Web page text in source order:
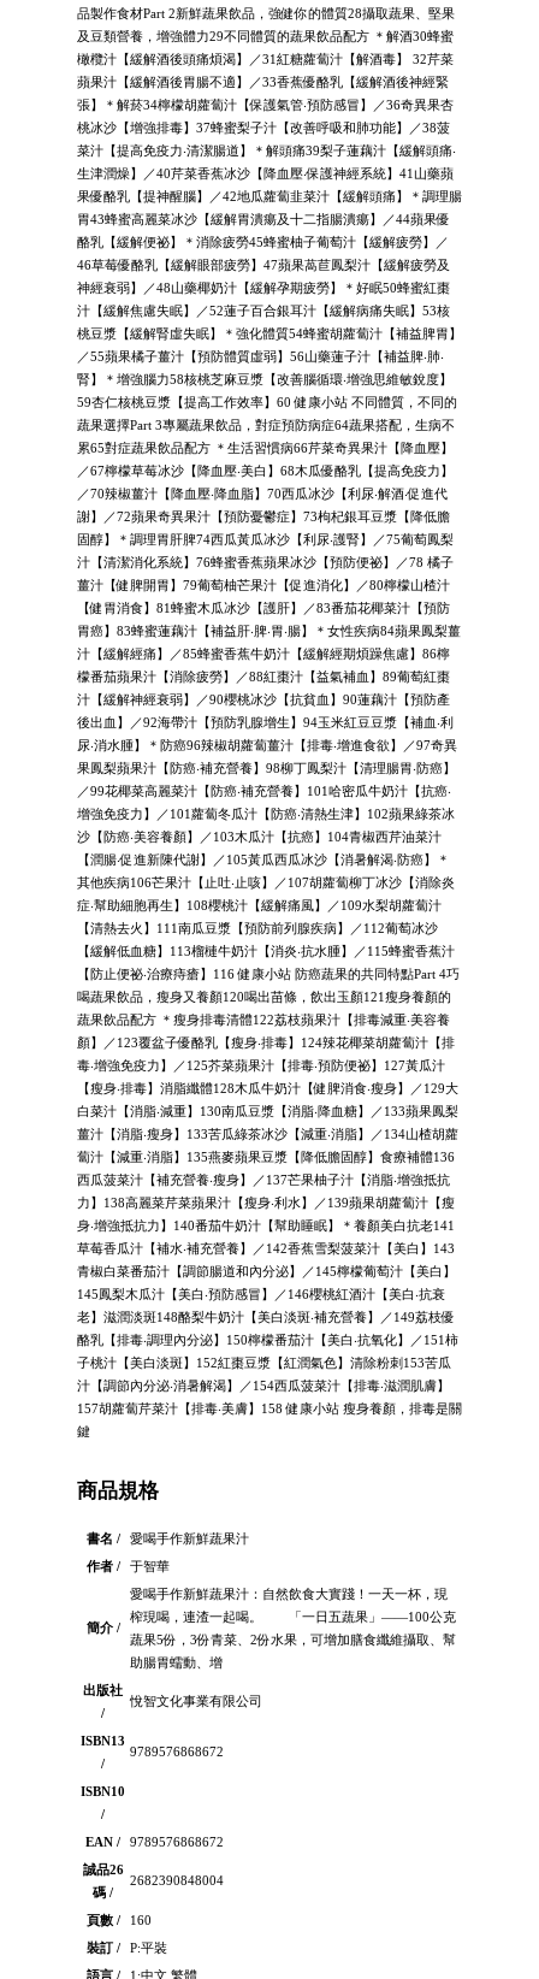
品製作食材Part 2新鮮蔬果飲品，強健你的體質28攝取蔬果、堅果
及豆類營養，增強體力29不同體質的蔬果飲品配方 ＊解酒30蜂蜜
橄欖汁【緩解酒後頭痛煩渴】／31紅糖蘿蔔汁【解酒毒】 32芹菜
蘋果汁【緩解酒後胃腸不適】／33香蕉優酪乳【緩解酒後神經緊
張】＊解菸34檸檬胡蘿蔔汁【保護氣管‧預防感冒】／36奇異果杏
桃冰沙【增強排毒】37蜂蜜梨子汁【改善呼吸和肺功能】／38菠
菜汁【提高免疫力‧清潔腸道】＊解頭痛39梨子蓮藕汁【緩解頭痛‧
生津潤燥】／40芹菜香蕉冰沙【降血壓‧保護神經系統】41山藥蘋
果優酪乳【提神醒腦】／42地瓜蘿蔔韭菜汁【緩解頭痛】＊調理腸
胃43蜂蜜高麗菜冰沙【緩解胃潰瘍及十二指腸潰瘍】／44蘋果優
酪乳【緩解便祕】＊消除疲勞45蜂蜜柚子葡萄汁【緩解疲勞】／
46草莓優酪乳【緩解眼部疲勞】47蘋果萵苣鳳梨汁【緩解疲勞及
神經衰弱】／48山藥椰奶汁【緩解孕期疲勞】＊好眠50蜂蜜紅棗
汁【緩解焦慮失眠】／52蓮子百合銀耳汁【緩解病痛失眠】53核
桃豆漿【緩解腎虛失眠】＊強化體質54蜂蜜胡蘿蔔汁【補益脾胃】
／55蘋果橘子薑汁【預防體質虛弱】56山藥蓮子汁【補益脾‧肺‧
腎】＊增強腦力58核桃芝麻豆漿【改善腦循環‧增強思維敏銳度】
59杏仁核桃豆漿【提高工作效率】60 健康小站 不同體質，不同的
蔬果選擇Part 3專屬蔬果飲品，對症預防病症64蔬果搭配，生病不
累65對症蔬果飲品配方 ＊生活習慣病66芹菜奇異果汁【降血壓】
／67檸檬草莓冰沙【降血壓‧美白】68木瓜優酪乳【提高免疫力】
／70辣椒薑汁【降血壓‧降血脂】70西瓜冰沙【利尿‧解酒‧促進代
謝】／72蘋果奇異果汁【預防憂鬱症】73枸杞銀耳豆漿【降低膽
固醇】＊調理胃肝脾74西瓜黃瓜冰沙【利尿‧護腎】／75葡萄鳳梨
汁【清潔消化系統】76蜂蜜香蕉蘋果冰沙【預防便祕】／78 橘子
薑汁【健脾開胃】79葡萄柚芒果汁【促進消化】／80檸檬山楂汁
【健胃消食】81蜂蜜木瓜冰沙【護肝】／83番茄花椰菜汁【預防
胃癌】83蜂蜜蓮藕汁【補益肝‧脾‧胃‧腸】＊女性疾病84蘋果鳳梨薑
汁【緩解經痛】／85蜂蜜香蕉牛奶汁【緩解經期煩躁焦慮】86檸
檬番茄蘋果汁【消除疲勞】／88紅棗汁【益氣補血】89葡萄紅棗
汁【緩解神經衰弱】／90櫻桃冰沙【抗貧血】90蓮藕汁【預防產
後出血】／92海帶汁【預防乳腺增生】94玉米紅豆豆漿【補血‧利
尿‧消水腫】＊防癌96辣椒胡蘿蔔薑汁【排毒‧增進食欲】／97奇異
果鳳梨蘋果汁【防癌‧補充營養】98柳丁鳳梨汁【清理腸胃‧防癌】
／99花椰菜高麗菜汁【防癌‧補充營養】101哈密瓜牛奶汁【抗癌‧
增強免疫力】／101蘿蔔冬瓜汁【防癌‧清熱生津】102蘋果綠茶冰
沙【防癌‧美容養顏】／103木瓜汁【抗癌】104青椒西芹油菜汁
【潤腸‧促進新陳代謝】／105黃瓜西瓜冰沙【消暑解渴‧防癌】＊
其他疾病106芒果汁【止吐‧止咳】／107胡蘿蔔柳丁冰沙【消除炎
症‧幫助細胞再生】108櫻桃汁【緩解痛風】／109水梨胡蘿蔔汁
【清熱去火】111南瓜豆漿【預防前列腺疾病】／112葡萄冰沙
【緩解低血糖】113榴槤牛奶汁【消炎‧抗水腫】／115蜂蜜香蕉汁
【防止便祕‧治療痔瘡】116 健康小站 防癌蔬果的共同特點Part 4巧
喝蔬果飲品，瘦身又養顏120喝出苗條，飲出玉顏121瘦身養顏的
蔬果飲品配方 ＊瘦身排毒清體122荔枝蘋果汁【排毒減重‧美容養
顏】／123覆盆子優酪乳【瘦身‧排毒】124辣花椰菜胡蘿蔔汁【排
毒‧增強免疫力】／125芥菜蘋果汁【排毒‧預防便祕】127黃瓜汁
【瘦身‧排毒】消脂纖體128木瓜牛奶汁【健脾消食‧瘦身】／129大
白菜汁【消脂‧減重】130南瓜豆漿【消脂‧降血糖】／133蘋果鳳梨
薑汁【消脂‧瘦身】133苦瓜綠茶冰沙【減重‧消脂】／134山楂胡蘿
蔔汁【減重‧消脂】135燕麥蘋果豆漿【降低膽固醇】食療補體136
西瓜菠菜汁【補充營養‧瘦身】／137芒果柚子汁【消脂‧增強抵抗
力】138高麗菜芹菜蘋果汁【瘦身‧利水】／139蘋果胡蘿蔔汁【瘦
身‧增強抵抗力】140番茄牛奶汁【幫助睡眠】＊養顏美白抗老141
草莓香瓜汁【補水‧補充營養】／142香蕉雪梨菠菜汁【美白】143
青椒白菜番茄汁【調節腸道和內分泌】／145檸檬葡萄汁【美白】
145鳳梨木瓜汁【美白‧預防感冒】／146櫻桃紅酒汁【美白‧抗衰
老】滋潤淡斑148酪梨牛奶汁【美白淡斑‧補充營養】／149荔枝優
酪乳【排毒‧調理內分泌】150檸檬番茄汁【美白‧抗氧化】／151柿
子桃汁【美白淡斑】152紅棗豆漿【紅潤氣色】清除粉刺153苦瓜
汁【調節內分泌‧消暑解渴】／154西瓜菠菜汁【排毒‧滋潤肌膚】
157胡蘿蔔芹菜汁【排毒‧美膚】158 健康小站 瘦身養顏，排毒是關
鍵
商品規格
書名 /
愛喝手作新鮮蔬果汁
作者 /
于智華
簡介 /
愛喝手作新鮮蔬果汁：自然飲食大實踐！一天一杯，現
榨現喝，連渣一起喝。 「一日五蔬果」——100公克
蔬果5份，3份青菜、2份水果，可增加膳食纖維攝取、幫
助腸胃蠕動、增
出版社
/
悅智文化事業有限公司
ISBN13
/
9789576868672
ISBN10
/
EAN /
9789576868672
誠品26
碼 /
2682390848004
頁數 /
160
裝訂 /
P:平裝
語言 /
1:中文 繁體